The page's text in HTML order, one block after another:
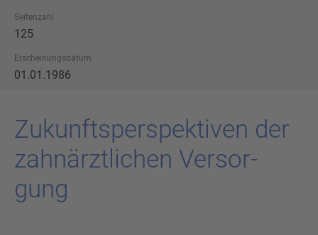
Seitenzahl
125
Erscheinungsdatum
01.01.1986
Zu­kunfts­per­spek­ti­ven der
zahn­ärzt­li­chen Ver­sor­
gung